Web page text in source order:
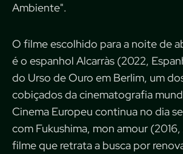
Ambiente".
O filme escolhido para a noite de
é o espanhol Alcarràs (2022,
do Urso de Ouro em Berlim, um
cobiçados da cinematografia
Cinema Europeu continua no dia
com Fukushima, mon amour
filme que retrata a busca por